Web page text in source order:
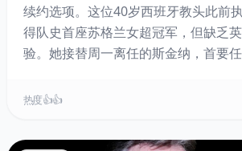
续约选项。这位40岁西班牙教头此前
得队史首座苏格兰女超冠军，但缺乏
验。她接替周一离任的斯金纳，首要
界也将密切审视她的执教表现。
热度 👍👍